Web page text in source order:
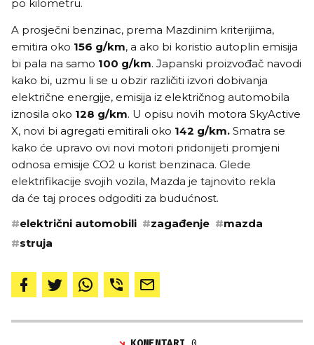
po kilometru.
A prosječni benzinac, prema Mazdinim kriterijima,
emitira oko 156 g/km, a ako bi koristio autoplin emisija
bi pala na samo 100 g/km. Japanski proizvođač navodi
kako bi, uzmu li se u obzir različiti izvori dobivanja
električne energije, emisija iz električnog automobila
iznosila oko 128 g/km. U opisu novih motora SkyActive
X, novi bi agregati emitirali oko 142 g/km. Smatra se
kako će upravo ovi novi motori pridonijeti promjeni
odnosa emisije CO2 u korist benzinaca. Glede
elektrifikacije svojih vozila, Mazda je tajnovito rekla
da će taj proces odgoditi za budućnost.
#električni automobili #zagađenje #mazda
#struja